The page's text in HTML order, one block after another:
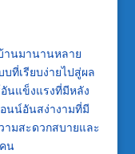
านมานานหลาย
ที่เรียบง่ายไปสู่ผล
นแข็งแรงที่มีหลัง
นน์อันสง่างามที่มี
ามสะดวกสบายและ
น